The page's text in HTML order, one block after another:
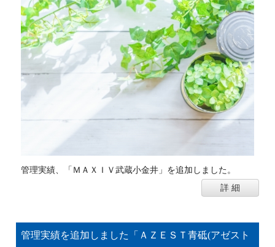
管理実績、「ＭＡＸＩＶ武蔵小金井」を追加しました。
詳 細
管理実績を追加しました「ＡＺＥＳＴ青砥(アゼスト